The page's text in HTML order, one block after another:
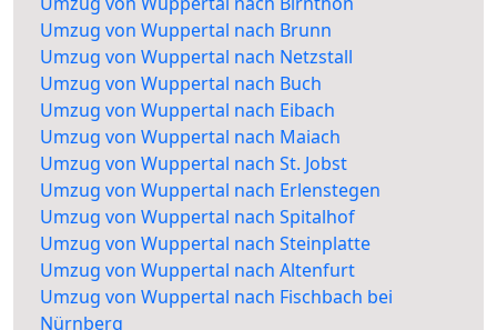
Umzug von Wuppertal nach Brunn
Umzug von Wuppertal nach Netzstall
Umzug von Wuppertal nach Buch
Umzug von Wuppertal nach Eibach
Umzug von Wuppertal nach Maiach
Umzug von Wuppertal nach St. Jobst
Umzug von Wuppertal nach Erlenstegen
Umzug von Wuppertal nach Spitalhof
Umzug von Wuppertal nach Steinplatte
Umzug von Wuppertal nach Altenfurt
Umzug von Wuppertal nach Fischbach bei
Nürnberg